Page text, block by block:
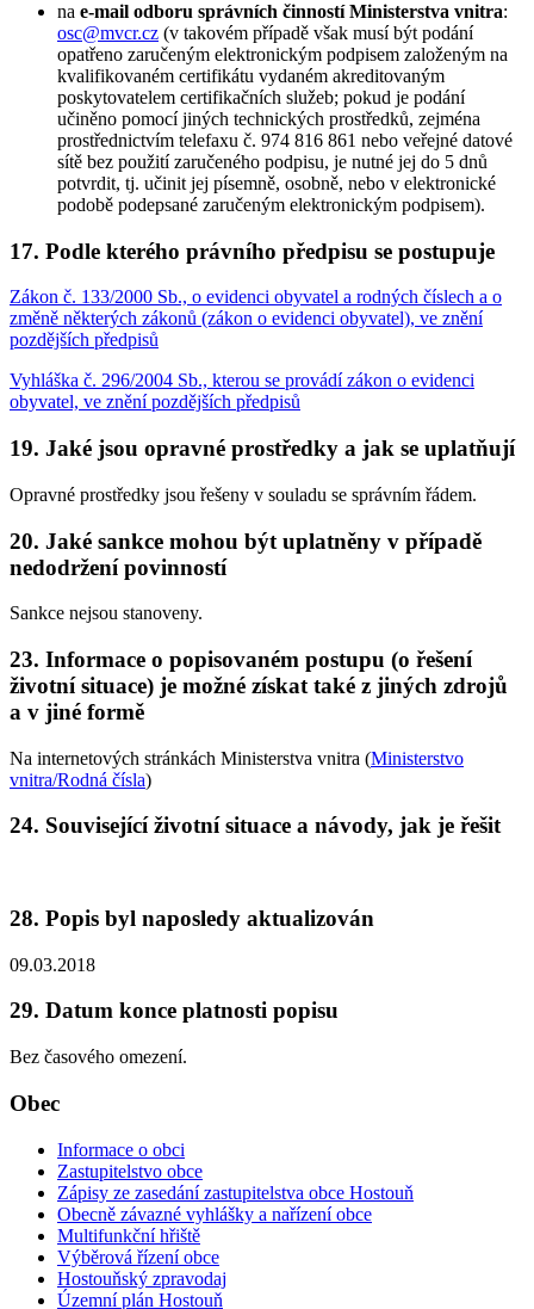
na e-mail odboru správních činností Ministerstva vnitra:
osc@mvcr.cz (v takovém případě však musí být podání
opatřeno zaručeným elektronickým podpisem založeným na
kvalifikovaném certifikátu vydaném akreditovaným
poskytovatelem certifikačních služeb; pokud je podání
učiněno pomocí jiných technických prostředků, zejména
prostřednictvím telefaxu č. 974 816 861 nebo veřejné datové
sítě bez použití zaručeného podpisu, je nutné jej do 5 dnů
potvrdit, tj. učinit jej písemně, osobně, nebo v elektronické
podobě podepsané zaručeným elektronickým podpisem).
17. Podle kterého právního předpisu se postupuje
Zákon č. 133/2000 Sb., o evidenci obyvatel a rodných číslech a o
změně některých zákonů (zákon o evidenci obyvatel), ve znění
pozdějších předpisů
Vyhláška č. 296/2004 Sb., kterou se provádí zákon o evidenci
obyvatel, ve znění pozdějších předpisů
19. Jaké jsou opravné prostředky a jak se uplatňují
Opravné prostředky jsou řešeny v souladu se správním řádem.
20. Jaké sankce mohou být uplatněny v případě
nedodržení povinností
Sankce nejsou stanoveny.
23. Informace o popisovaném postupu (o řešení
životní situace) je možné získat také z jiných zdrojů
a v jiné formě
Na internetových stránkách Ministerstva vnitra (Ministerstvo
vnitra/Rodná čísla)
24. Související životní situace a návody, jak je řešit
28. Popis byl naposledy aktualizován
09.03.2018
29. Datum konce platnosti popisu
Bez časového omezení.
Obec
Informace o obci
Zastupitelstvo obce
Zápisy ze zasedání zastupitelstva obce Hostouň
Obecně závazné vyhlášky a nařízení obce
Multifunkční hřiště
Výběrová řízení obce
Hostouňský zpravodaj
Územní plán Hostouň